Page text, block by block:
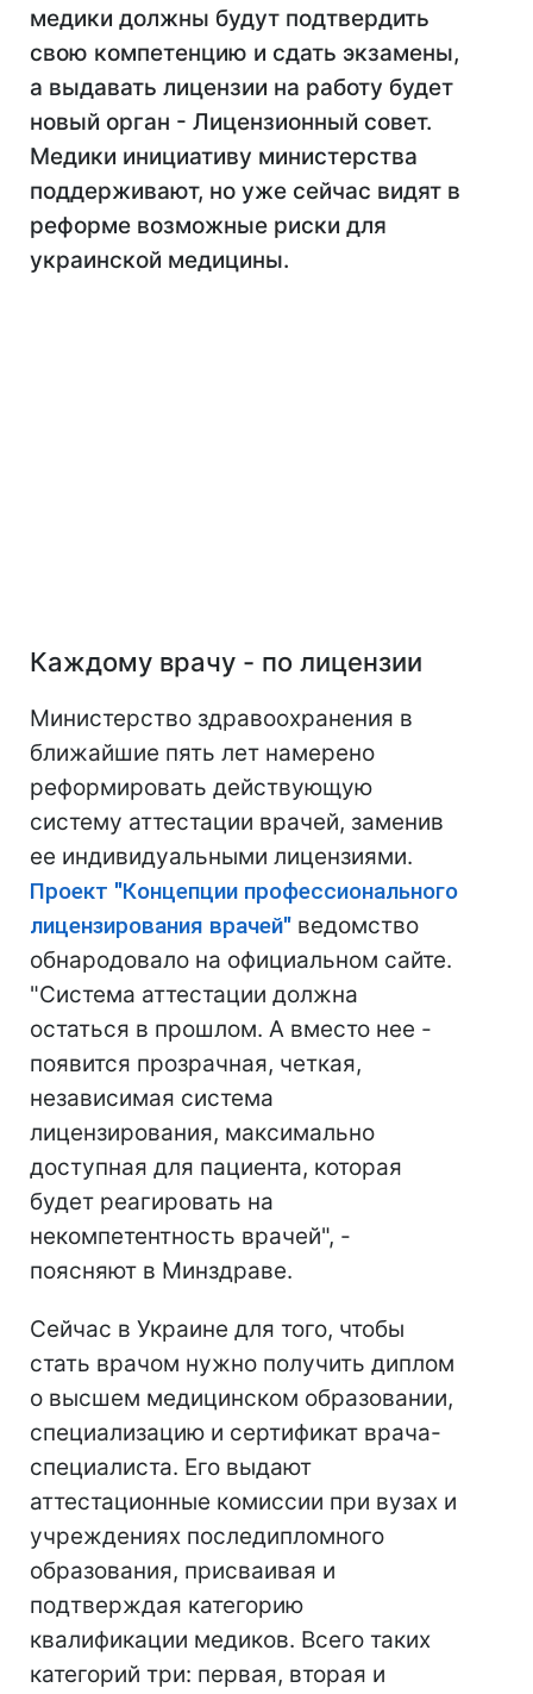
медики должны будут подтвердить
свою компетенцию и сдать экзамены,
а выдавать лицензии на работу будет
новый орган - Лицензионный совет.
Медики инициативу министерства
поддерживают, но уже сейчас видят в
реформе возможные риски для
украинской медицины.
Каждому врачу - по лицензии
Министерство здравоохранения в
ближайшие пять лет намерено
реформировать действующую
систему аттестации врачей, заменив
ее индивидуальными лицензиями.
Проект "Концепции профессионального
лицензирования врачей" ведомство
обнародовало на официальном сайте.
"Система аттестации должна
остаться в прошлом. А вместо нее -
появится прозрачная, четкая,
независимая система
лицензирования, максимально
доступная для пациента, которая
будет реагировать на
некомпетентность врачей", -
поясняют в Минздраве.
Сейчас в Украине для того, чтобы
стать врачом нужно получить диплом
о высшем медицинском образовании,
специализацию и сертификат врача-
специалиста. Его выдают
аттестационные комиссии при вузах и
учреждениях последипломного
образования, присваивая и
подтверждая категорию
квалификации медиков. Всего таких
категорий три: первая, вторая и